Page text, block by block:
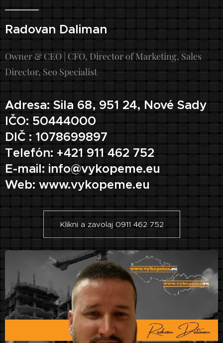
Radovan Daliman
Owner & CEO | CFO, Director of Marketing, Sales
Director, Seo Specialist
Adresa: Sila 68, 951 24, Nové Sady
IČO: 50444000
DIČ : 1078699897
Telefón: +421 911 462 752
E-mail: info@vykopeme.eu
Web: www.vykopeme.eu
Klikni a zavolaj 0911 462 752